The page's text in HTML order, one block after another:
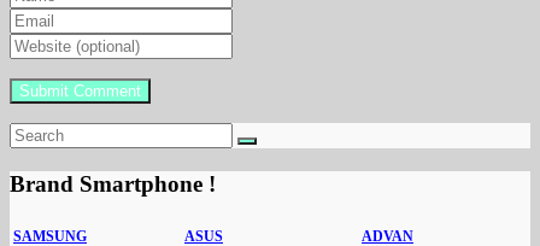
Brand Smartphone !
SAMSUNG ASUS
ADVAN